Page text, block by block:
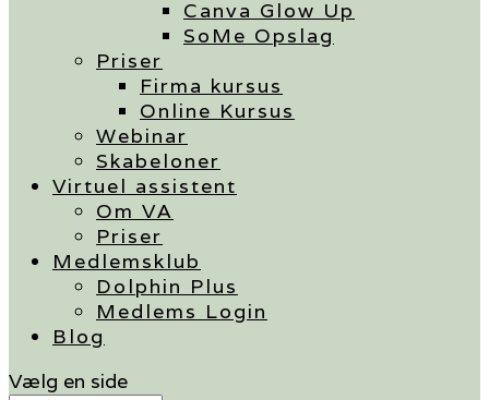
Canva Glow Up
SoMe Opslag
Priser
Firma kursus
Online Kursus
Webinar
Skabeloner
Virtuel assistent
Om VA
Priser
Medlemsklub
Dolphin Plus
Medlems Login
Blog
Vælg en side